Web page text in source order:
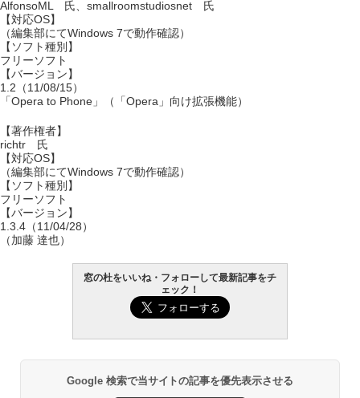
AlfonsoML 氏、smallroomstudiosnet 氏
【対応OS】
（編集部にてWindows 7で動作確認）
【ソフト種別】
フリーソフト
【バージョン】
1.2（11/08/15）
「Opera to Phone」（「Opera」向け拡張機能）
【著作権者】
richtr 氏
【対応OS】
（編集部にてWindows 7で動作確認）
【ソフト種別】
フリーソフト
【バージョン】
1.3.4（11/04/28）
（加藤 達也）
窓の杜をいいね・フォローして最新記事をチ
ェック！
Google 検索で当サイトの記事を優先表示させる